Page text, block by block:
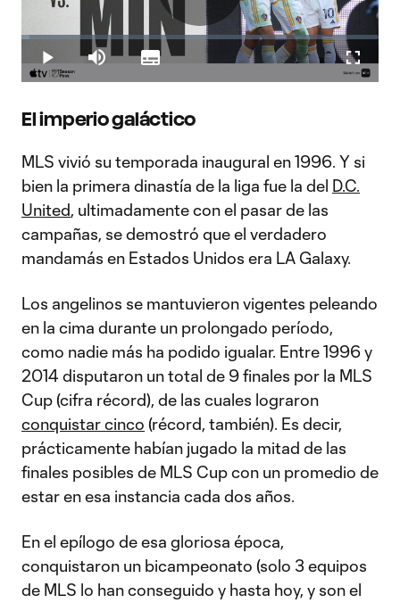
Play
Play Mute
Loaded:
2.36%
Subtitles
El imperio galáctico
MLS vivió su temporada inaugural en 1996. Y si
bien la primera dinastía de la liga fue la del D.C.
United, ultimadamente con el pasar de las
campañas, se demostró que el verdadero
mandamás en Estados Unidos era LA Galaxy.
Los angelinos se mantuvieron vigentes peleando
en la cima durante un prolongado período,
como nadie más ha podido igualar. Entre 1996 y
2014 disputaron un total de 9 finales por la MLS
Cup (cifra récord), de las cuales lograron
conquistar cinco (récord, también). Es decir,
prácticamente habían jugado la mitad de las
finales posibles de MLS Cup con un promedio de
estar en esa instancia cada dos años.
En el epílogo de esa gloriosa época,
conquistaron un bicampeonato (solo 3 equipos
de MLS lo han conseguido y hasta hoy, y son el